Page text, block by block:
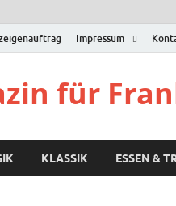
Impressum
für
KLASSIK ESSEN &